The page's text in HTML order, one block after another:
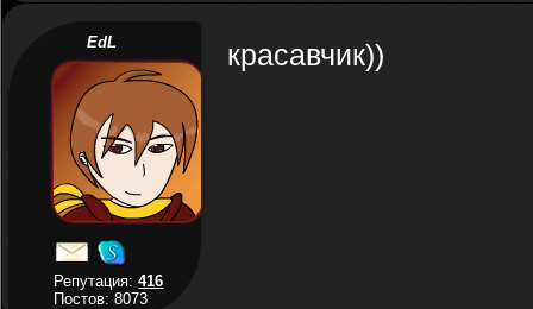
EdL
Репутация:416
Постов: 8073
красавчик))